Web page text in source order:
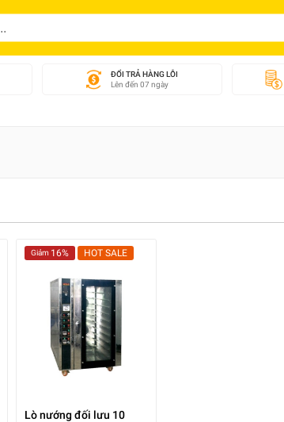
ĐỔI TRẢ HÀNG LỖI
Lên đến 07 ngày
Giảm 16% HOT SALE
Lò nướng đối lưu 10